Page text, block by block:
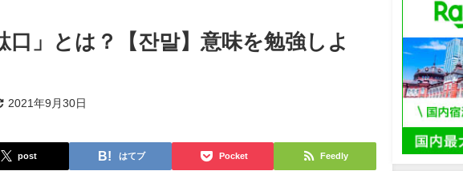
口」とは？【잔말】意味を勉強しよ
2021年9月30日
post はてブ Pocket Feedly